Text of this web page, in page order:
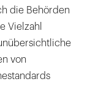
die Behörden
Vielzahl
von